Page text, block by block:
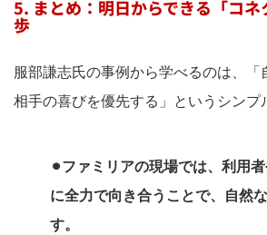
5. まとめ：明日からできる「コ
歩
服部謙志氏の事例から学べるのは、「
相手の喜びを優先する」というシンプ
⚫︎ファミリアの現場では、利用
に全力で向き合うことで、自然
す。